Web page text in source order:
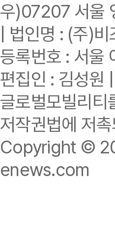
우)07207 서울
| 법인명 : (주)
등록번호 : 서울
편집인 : 김성원
글로벌모빌리티
저작권법에 저
Copyright ©
enews.com